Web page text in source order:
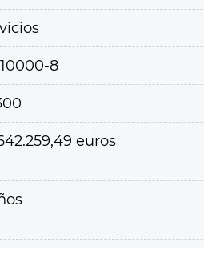
8
euros